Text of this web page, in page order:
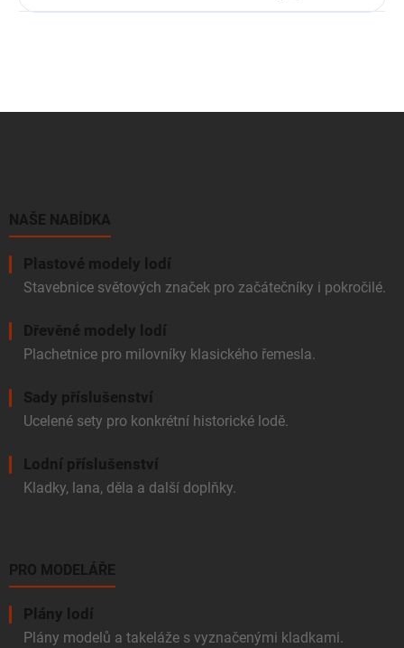
NAŠE NABÍDKA
Plastové modely lodí
Stavebnice světových značek pro začátečníky i pokročilé.
Dřevěné modely lodí
Plachetnice pro milovníky klasického řemesla.
Sady příslušenství
Ucelené sety pro konkrétní historické lodě.
Lodní příslušenství
Kladky, lana, děla a další doplňky.
PRO MODELÁŘE
Plány lodí
Plány modelů a takeláže s vyznačenými kladkami.